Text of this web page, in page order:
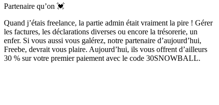
Partenaire qu’on 💓
Quand j’étais freelance, la partie admin était vraiment la pire ! Gérer
les factures, les déclarations diverses ou encore la trésorerie, un
enfer. Si vous aussi vous galérez, notre partenaire d’aujourd’hui,
Freebe, devrait vous plaire. Aujourd’hui, ils vous offrent d’ailleurs
30 % sur votre premier paiement avec le code 30SNOWBALL.